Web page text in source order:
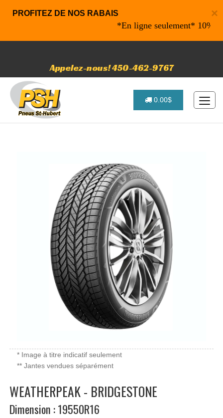
×
PROFITEZ DE NOS RABAIS
*En ligne seulement* 10% de
Appelez-nous! 450-462-9767
0.00$
* Image à titre indicatif seulement
** Jantes vendues séparément
WEATHERPEAK - BRIDGESTONE
Dimension : 19550R16